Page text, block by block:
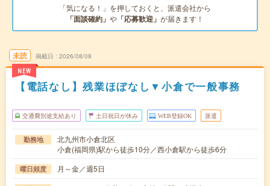
「気になる！」を押しておくと、派遣会社から
「面談確約」 や 「応募歓迎」 が届きます！
未読
NEW
掲載日 2026/08/08
【電話なし】残業ほぼなし▼小倉で一般事務
交通費別途支給あり 土日祝日が休み WEB登録OK 派遣
勤務地
北九州市小倉北区
小倉(福岡県)駅から徒歩10分／西小倉駅から徒歩6分
曜日頻度 月～金／週5日